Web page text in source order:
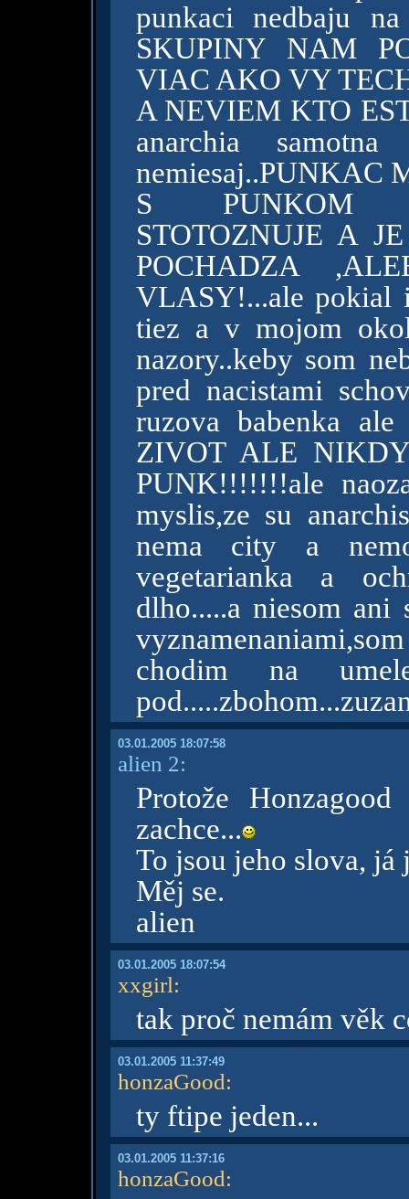
punkaci nedbaju
SKUPINY NAM
VIAC AKO VY
A NEVIEM KTO
anarchia
nemiesaj..PUNKAC
S PUNKOM
STOTOZNUJE A
POCHADZA
VLASY!...ale pokial
tiez a v mojom
nazory..keby som
pred nacistami
ruzova babenka
ZIVOT ALE
PUNK!!!!!!!ale
myslis,ze su
nema city a
vegetarianka a
dlho.....a niesom ani
chodim na
03.01.2005 18:07:58
alien 2:
Protože
zachce...
To jsou jeho slova,
Měj se.
alien
03.01.2005 18:07:54
xxgirl:
tak proč nemám věk
03.01.2005 11:37:49
honzaGood:
ty ftipe jeden...
03.01.2005 11:37:16
honzaGood: